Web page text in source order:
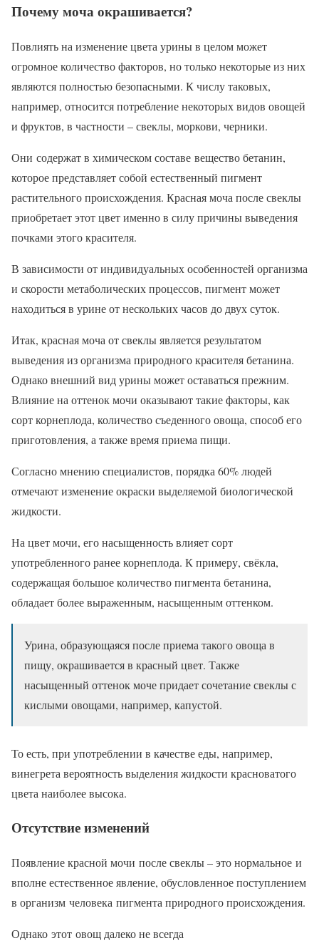
Почему моча окрашивается?
Повлиять на изменение цвета урины в целом может
огромное количество факторов, но только некоторые из них
являются полностью безопасными. К числу таковых,
например, относится потребление некоторых видов овощей
и фруктов, в частности – свеклы, моркови, черники.
Они содержат в химическом составе вещество бетанин,
которое представляет собой естественный пигмент
растительного происхождения. Красная моча после свеклы
приобретает этот цвет именно в силу причины выведения
почками этого красителя.
В зависимости от индивидуальных особенностей организма
и скорости метаболических процессов, пигмент может
находиться в урине от нескольких часов до двух суток.
Итак, красная моча от свеклы является результатом
выведения из организма природного красителя бетанина.
Однако внешний вид урины может оставаться прежним.
Влияние на оттенок мочи оказывают такие факторы, как
сорт корнеплода, количество съеденного овоща, способ его
приготовления, а также время приема пищи.
Согласно мнению специалистов, порядка 60% людей
отмечают изменение окраски выделяемой биологической
жидкости.
На цвет мочи, его насыщенность влияет сорт
употребленного ранее корнеплода. К примеру, свёкла,
содержащая большое количество пигмента бетанина,
обладает более выраженным, насыщенным оттенком.
Урина, образующаяся после приема такого овоща в
пищу, окрашивается в красный цвет. Также
насыщенный оттенок моче придает сочетание свеклы с
кислыми овощами, например, капустой.
То есть, при употреблении в качестве еды, например,
винегрета вероятность выделения жидкости красноватого
цвета наиболее высока.
Отсутствие изменений
Появление красной мочи после свеклы – это нормальное и
вполне естественное явление, обусловленное поступлением
в организм человека пигмента природного происхождения.
Однако этот овощ далеко не всегда